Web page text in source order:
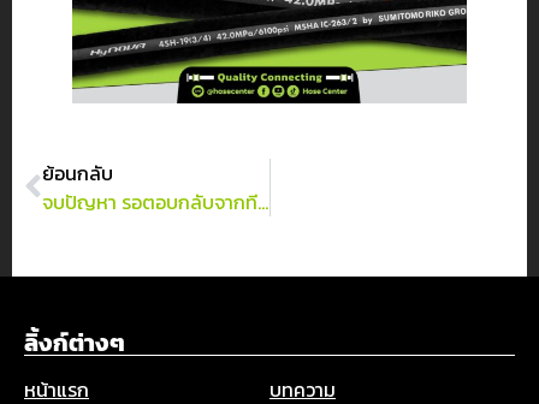
ย้อนกลับ
จบปัญหา รอตอบกลับจากทีมงานน๊านนน แบบตะโกน!!
ลิ้งก์ต่างๆ
หน้าแรก
บทความ